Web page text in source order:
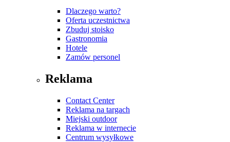
Dlaczego warto?
Oferta uczestnictwa
Zbuduj stoisko
Gastronomia
Hotele
Zamów personel
Reklama
Contact Center
Reklama na targach
Miejski outdoor
Reklama w internecie
Centrum wysyłkowe